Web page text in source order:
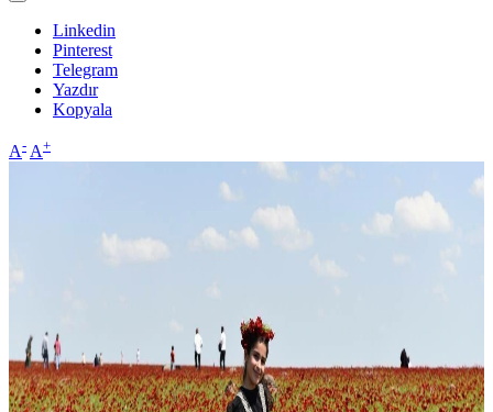
Linkedin
Pinterest
Telegram
Yazdır
Kopyala
A- A+